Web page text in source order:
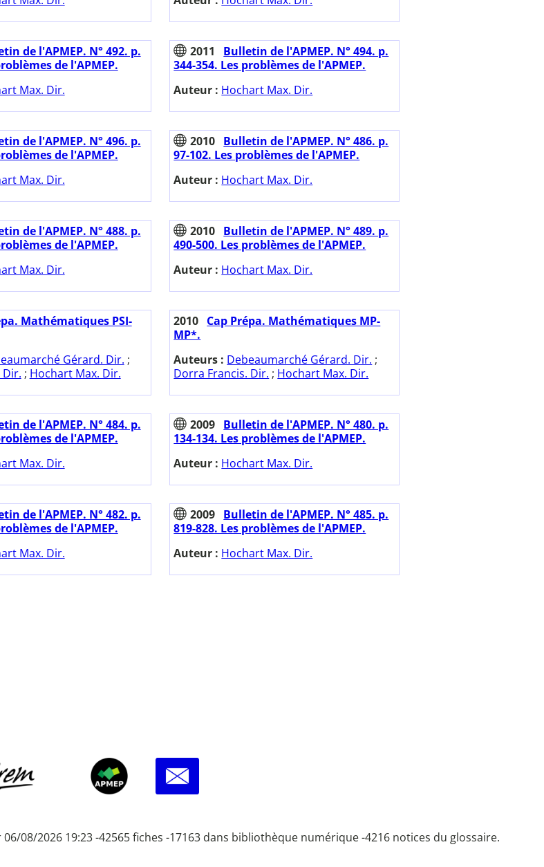
de l'APMEP. N° 492. p.
de l'APMEP.
Max. Dir.
2011
Bulletin de l'APMEP. N° 494. p.
344-354. Les problèmes de l'APMEP.
Auteur : Hochart Max. Dir.
de l'APMEP. N° 496. p.
de l'APMEP.
Max. Dir.
2010 Bulletin de l'APMEP. N° 486. p.
97-102. Les problèmes de l'APMEP.
Auteur : Hochart Max. Dir.
de l'APMEP. N° 488. p.
de l'APMEP.
Max. Dir.
2010 Bulletin de l'APMEP. N° 489. p.
490-500. Les problèmes de l'APMEP.
Auteur : Hochart Max. Dir.
Mathématiques PSI-
Gérard. Dir. ;
Dir. ; Hochart Max. Dir.
2010 Cap Prépa. Mathématiques MP-
MP*.
Auteurs : Debeaumarché Gérard. Dir. ;
Dorra Francis. Dir. ; Hochart Max. Dir.
de l'APMEP. N° 484. p.
de l'APMEP.
Max. Dir.
2009 Bulletin de l'APMEP. N° 480. p.
134-134. Les problèmes de l'APMEP.
Auteur : Hochart Max. Dir.
de l'APMEP. N° 482. p.
de l'APMEP.
Max. Dir.
2009 Bulletin de l'APMEP. N° 485. p.
819-828. Les problèmes de l'APMEP.
Auteur : Hochart Max. Dir.
08/2026 19:23 -42565 fiches -17163 dans bibliothèque numérique -4216 notices du glossaire.